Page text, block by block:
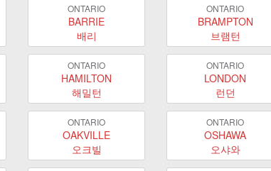
ONTARIO
BARRIE
배리
ONTARIO
BRAMPTON
브램턴
ONTARIO
HAMILTON
해밀턴
ONTARIO
LONDON
런던
ONTARIO
OAKVILLE
오크빌
ONTARIO
OSHAWA
오샤와